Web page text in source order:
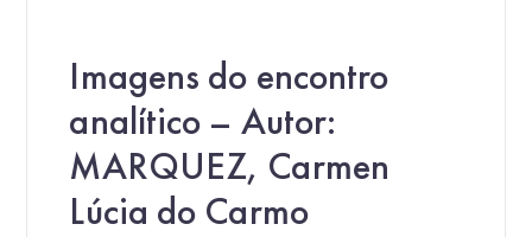
Imagens do encontro
analítico – Autor:
MARQUEZ, Carmen
Lúcia do Carmo